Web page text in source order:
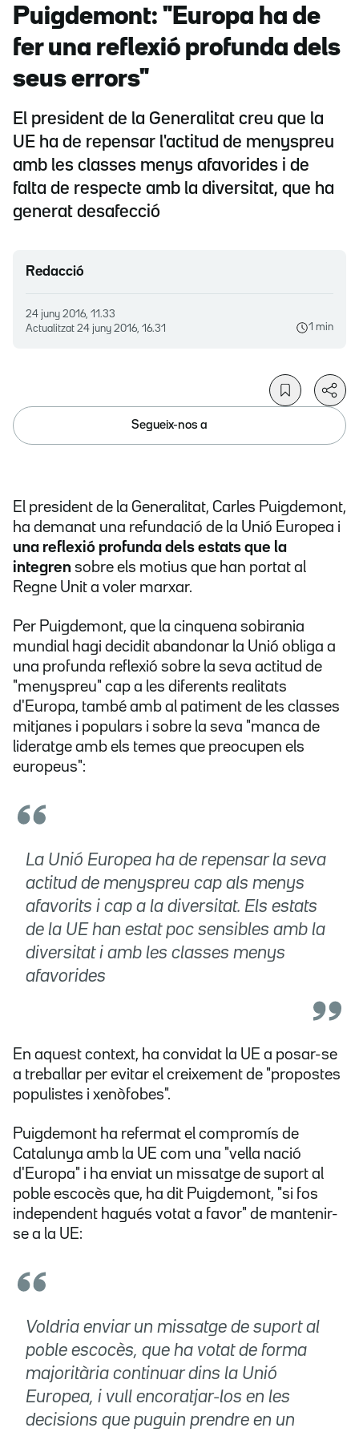
Puigdemont: "Europa ha de
fer una reflexió profunda dels
seus errors"
El president de la Generalitat creu que la
UE ha de repensar l'actitud de menyspreu
amb les classes menys afavorides i de
falta de respecte amb la diversitat, que ha
generat desafecció
Redacció
24 juny 2016, 11.33
Actualitzat 24 juny 2016, 16.31 1 min
Segueix-nos a
El president de la Generalitat, Carles Puigdemont,
ha demanat una refundació de la Unió Europea i
una reflexió profunda dels estats que la
integren sobre els motius que han portat al
Regne Unit a voler marxar.
Per Puigdemont, que la cinquena sobirania
mundial hagi decidit abandonar la Unió obliga a
una profunda reflexió sobre la seva actitud de
"menyspreu" cap a les diferents realitats
d'Europa, també amb al patiment de les classes
mitjanes i populars i sobre la seva "manca de
lideratge amb els temes que preocupen els
europeus":
La Unió Europea ha de repensar la seva
actitud de menyspreu cap als menys
afavorits i cap a la diversitat. Els estats
de la UE han estat poc sensibles amb la
diversitat i amb les classes menys
afavorides
En aquest context, ha convidat la UE a posar-se
a treballar per evitar el creixement de "propostes
populistes i xenòfobes".
Puigdemont ha refermat el compromís de
Catalunya amb la UE com una "vella nació
d'Europa" i ha enviat un missatge de suport al
poble escocès que, ha dit Puigdemont, "si fos
independent hagués votat a favor" de mantenir-
se a la UE:
Voldria enviar un missatge de suport al
poble escocès, que ha votat de forma
majoritària continuar dins la Unió
Europea, i vull encoratjar-los en les
decisions que puguin prendre en un